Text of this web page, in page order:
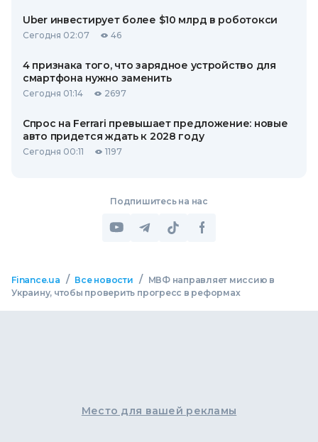
Uber инвестирует более $10 млрд в роботокси
Сегодня 02:07 46
4 признака того, что зарядное устройство для
смартфона нужно заменить
Сегодня 01:14 2697
Спрос на Ferrari превышает предложение: новые
авто придется ждать к 2028 году
Сегодня 00:11 1197
Подпишитесь на нас
Finance.ua / Все новости /
МВФ направляет миссию в
Украину, чтобы проверить прогресс в реформах
Место для вашей рекламы